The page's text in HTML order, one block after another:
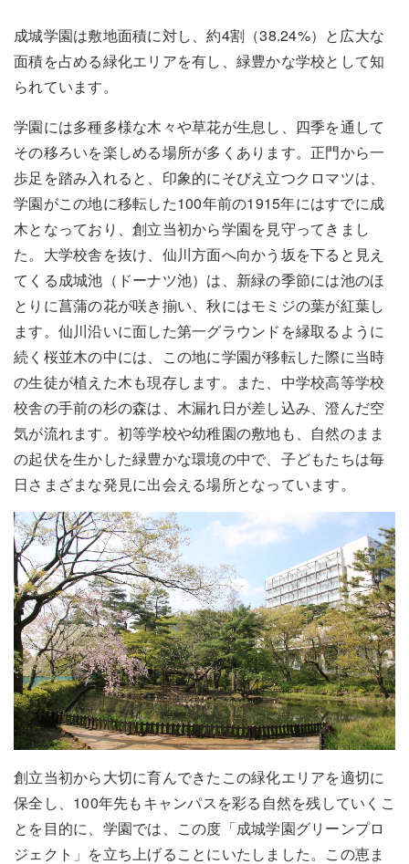
成城学園は敷地面積に対し、約4割（38.24%）と広大な
面積を占める緑化エリアを有し、緑豊かな学校として知
られています。
学園には多種多様な木々や草花が生息し、四季を通して
その移ろいを楽しめる場所が多くあります。正門から一
歩足を踏み入れると、印象的にそびえ立つクロマツは、
学園がこの地に移転した100年前の1915年にはすでに成
木となっており、創立当初から学園を見守ってきまし
た。大学校舎を抜け、仙川方面へ向かう坂を下ると見え
てくる成城池（ドーナツ池）は、新緑の季節には池のほ
とりに菖蒲の花が咲き揃い、秋にはモミジの葉が紅葉し
ます。仙川沿いに面した第一グラウンドを縁取るように
続く桜並木の中には、この地に学園が移転した際に当時
の生徒が植えた木も現存します。また、中学校高等学校
校舎の手前の杉の森は、木漏れ日が差し込み、澄んだ空
気が流れます。初等学校や幼稚園の敷地も、自然のまま
の起伏を生かした緑豊かな環境の中で、子どもたちは毎
日さまざまな発見に出会える場所となっています。
創立当初から大切に育んできたこの緑化エリアを適切に
保全し、100年先もキャンパスを彩る自然を残していくこ
とを目的に、学園では、この度「成城学園グリーンプロ
ジェクト」を立ち上げることにいたしました。この恵ま